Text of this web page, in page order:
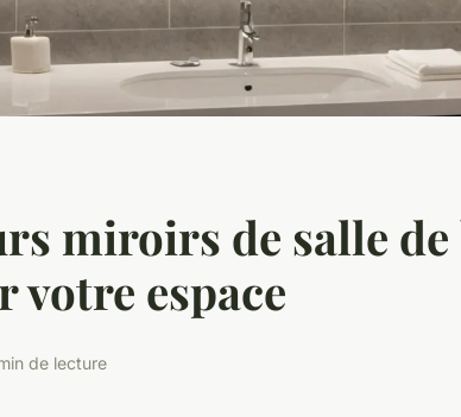
miroirs de salle
votre espace
de lecture